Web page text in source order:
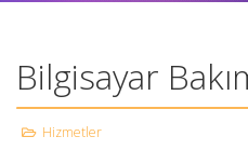
Bilgisayar
Hizmetler